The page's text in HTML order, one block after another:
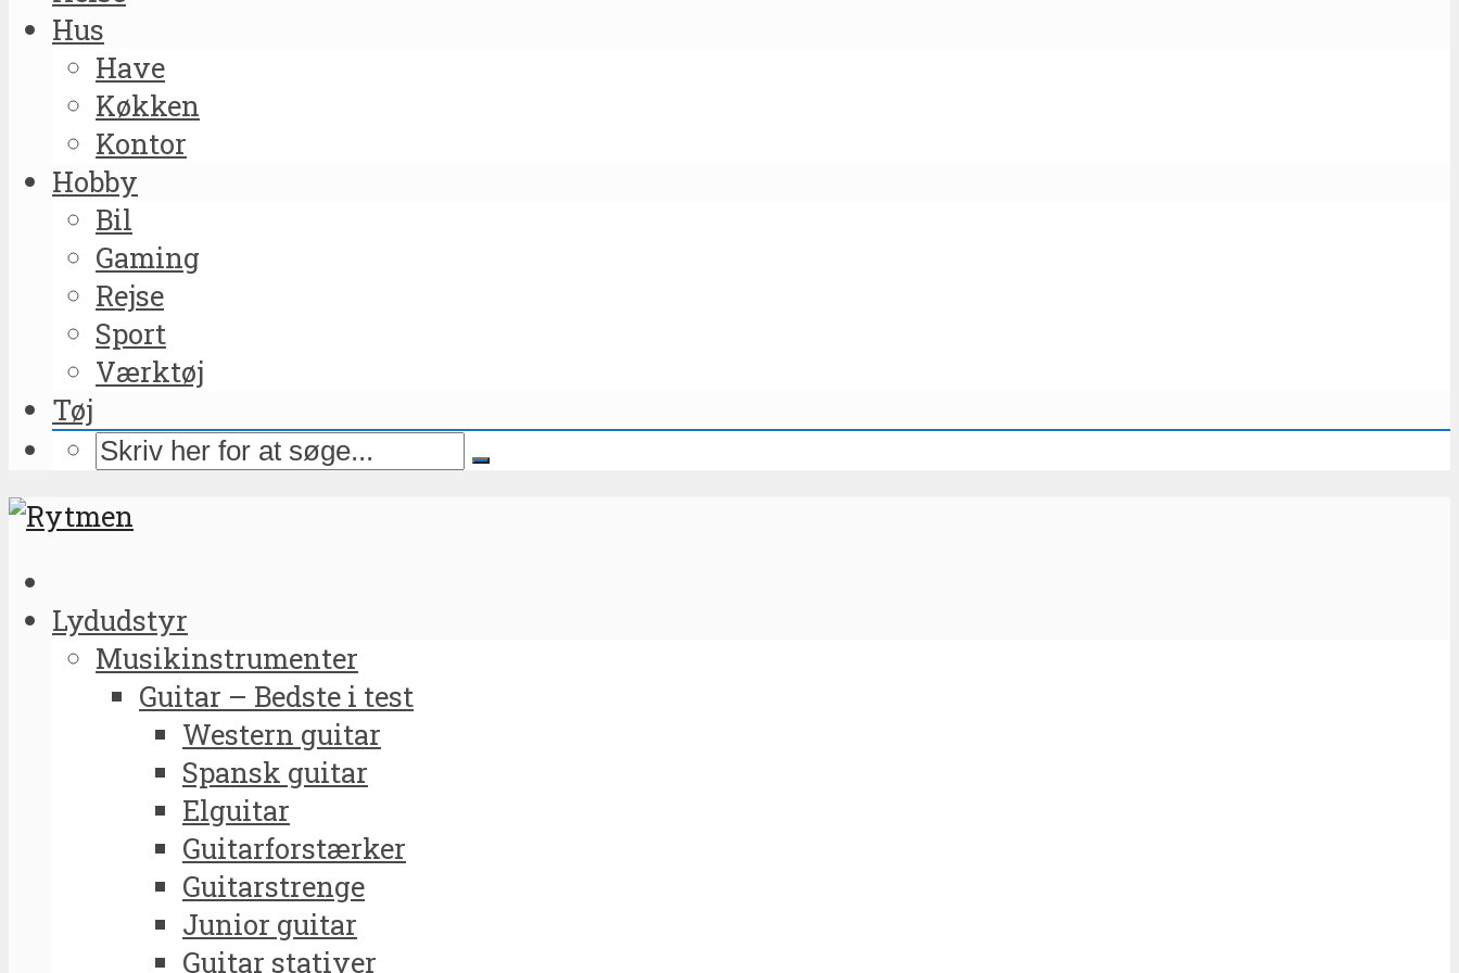
Hus
Have
Køkken
Kontor
Hobby
Bil
Gaming
Rejse
Sport
Værktøj
Tøj
Lydudstyr
Musikinstrumenter
Guitar – Bedste i test
Western guitar
Spansk guitar
Elguitar
Guitarforstærker
Guitarstrenge
Junior guitar
Guitar stativer